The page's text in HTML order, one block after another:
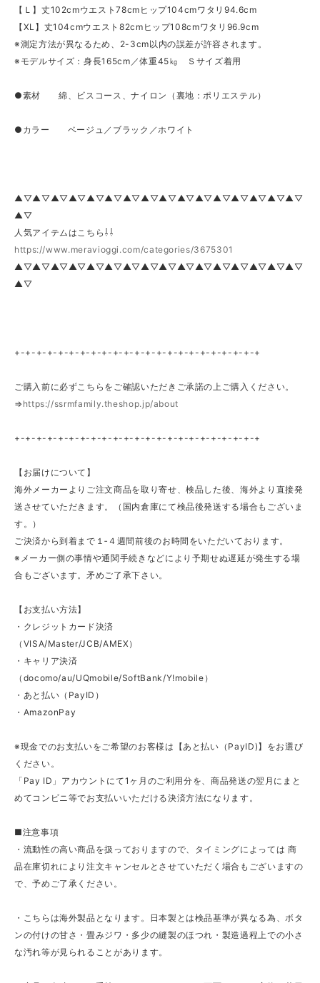
【Ｌ】丈102cmウエスト78cmヒップ104cmワタリ94.6cm
【XL】丈104cmウエスト82cmヒップ108cmワタリ96.9cm
※測定方法が異なるため、2-3cm以内の誤差が許容されます。
※モデルサイズ：身長165cm／体重45㎏ Ｓサイズ着用
●素材 綿、ビスコース、ナイロン（裏地：ポリエステル）
●カラー ベージュ／ブラック／ホワイト
▲▽▲▽▲▽▲▽▲▽▲▽▲▽▲▽▲▽▲▽▲▽▲▽▲▽▲▽▲▽▲▽
▲▽
人気アイテムはこちら⇩⇩
https://www.meravioggi.com/categories/3675301
▲▽▲▽▲▽▲▽▲▽▲▽▲▽▲▽▲▽▲▽▲▽▲▽▲▽▲▽▲▽▲▽
▲▽
+-+-+-+-+-+-+-+-+-+-+-+-+-+-+-+-+-+-+-+-+-+-+
ご購入前に必ずこちらをご確認いただきご承諾の上ご購入ください。
⇒ https://ssrmfamily.theshop.jp/about
+-+-+-+-+-+-+-+-+-+-+-+-+-+-+-+-+-+-+-+-+-+-+
【お届けについて】
海外メーカーよりご注文商品を取り寄せ、検品した後、海外より直接発
送させていただきます。（国内倉庫にて検品後発送する場合もございま
す。）
ご決済から到着まで１‐４週間前後のお時間をいただいております。
※メーカー側の事情や通関手続きなどにより予期せぬ遅延が発生する場
合もございます。矛めご了承下さい。
【お支払い方法】
・クレジットカード決済
（VISA/Master/JCB/AMEX）
・キャリア決済
（docomo/au/UQmobile/SoftBank/Y!mobile）
・あと払い（PayID）
・AmazonPay
※現金でのお支払いをご希望のお客様は【あと払い（PayID)】をお選び
ください。
「Pay ID」アカウントにて1ヶ月のご利用分を、商品発送の翌月にまと
めてコンビニ等でお支払いいただける決済方法になります。
■注意事項
・流動性の高い商品を扱っておりますので、タイミングによっては 商
品在庫切れにより注文キャンセルとさせていただく場合もございますの
で、予めご了承ください。
・こちらは海外製品となります。日本製とは検品基準が異なる為、ボタ
ンの付けの甘さ・畳みジワ・多少の縫製のほつれ・製造過程上での小さ
な汚れ等が見られることがあります。